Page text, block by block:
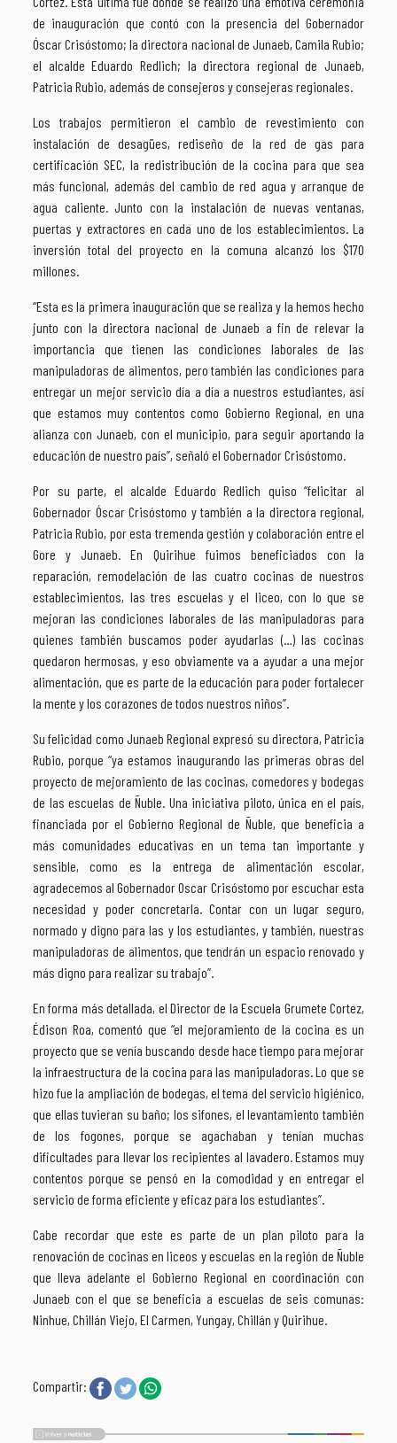
de inauguración que contó con la presencia del Gobernador
Óscar Crisóstomo; la directora nacional de Junaeb, Camila Rubio;
el alcalde Eduardo Redlich; la directora regional de Junaeb,
Patricia Rubio, además de consejeros y consejeras regionales.
Los trabajos permitieron el cambio de revestimiento con
instalación de desagües, rediseño de la red de gas para
certificación SEC, la redistribución de la cocina para que sea
más funcional, además del cambio de red agua y arranque de
agua caliente. Junto con la instalación de nuevas ventanas,
puertas y extractores en cada uno de los establecimientos. La
inversión total del proyecto en la comuna alcanzó los $170
millones.
“Esta es la primera inauguración que se realiza y la hemos hecho
junto con la directora nacional de Junaeb a fin de relevar la
importancia que tienen las condiciones laborales de las
manipuladoras de alimentos, pero también las condiciones para
entregar un mejor servicio día a día a nuestros estudiantes, así
que estamos muy contentos como Gobierno Regional, en una
alianza con Junaeb, con el municipio, para seguir aportando la
educación de nuestro país”, señaló el Gobernador Crisóstomo.
Por su parte, el alcalde Eduardo Redlich quiso “felicitar al
Gobernador Óscar Crisóstomo y también a la directora regional,
Patricia Rubio, por esta tremenda gestión y colaboración entre el
Gore y Junaeb. En Quirihue fuimos beneficiados con la
reparación, remodelación de las cuatro cocinas de nuestros
establecimientos, las tres escuelas y el liceo, con lo que se
mejoran las condiciones laborales de las manipuladoras para
quienes también buscamos poder ayudarlas (…) las cocinas
quedaron hermosas, y eso obviamente va a ayudar a una mejor
alimentación, que es parte de la educación para poder fortalecer
la mente y los corazones de todos nuestros niños”.
Su felicidad como Junaeb Regional expresó su directora, Patricia
Rubio, porque “ya estamos inaugurando las primeras obras del
proyecto de mejoramiento de las cocinas, comedores y bodegas
de las escuelas de Ñuble. Una iniciativa piloto, única en el país,
financiada por el Gobierno Regional de Ñuble, que beneficia a
más comunidades educativas en un tema tan importante y
sensible, como es la entrega de alimentación escolar,
agradecemos al Gobernador Oscar Crisóstomo por escuchar esta
necesidad y poder concretarla. Contar con un lugar seguro,
normado y digno para las y los estudiantes, y también, nuestras
manipuladoras de alimentos, que tendrán un espacio renovado y
más digno para realizar su trabajo”.
En forma más detallada, el Director de la Escuela Grumete Cortez,
Édison Roa, comentó que “el mejoramiento de la cocina es un
proyecto que se venía buscando desde hace tiempo para mejorar
la infraestructura de la cocina para las manipuladoras. Lo que se
hizo fue la ampliación de bodegas, el tema del servicio higiénico,
que ellas tuvieran su baño; los sifones, el levantamiento también
de los fogones, porque se agachaban y tenían muchas
dificultades para llevar los recipientes al lavadero. Estamos muy
contentos porque se pensó en la comodidad y en entregar el
servicio de forma eficiente y eficaz para los estudiantes”.
Cabe recordar que este es parte de un plan piloto para la
renovación de cocinas en liceos y escuelas en la región de Ñuble
que lleva adelante el Gobierno Regional en coordinación con
Junaeb con el que se beneficia a escuelas de seis comunas:
Ninhue, Chillán Viejo, El Carmen, Yungay, Chillán y Quirihue.
Compartir: